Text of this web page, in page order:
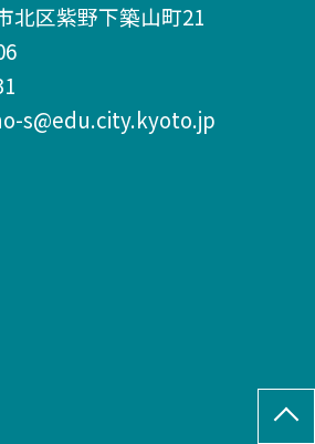
北区紫野下築山町21
s@edu.city.kyoto.jp